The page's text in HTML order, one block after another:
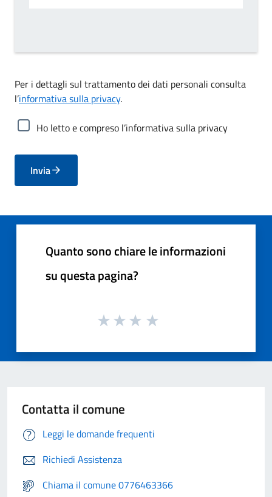
Per i dettagli sul trattamento dei dati personali consulta
l’informativa sulla privacy.
Ho letto e compreso l’informativa sulla privacy
Invia
Quanto sono chiare le informazioni
su questa pagina?
Contatta il comune
Leggi le domande frequenti
Richiedi Assistenza
Chiama il comune 0776463366